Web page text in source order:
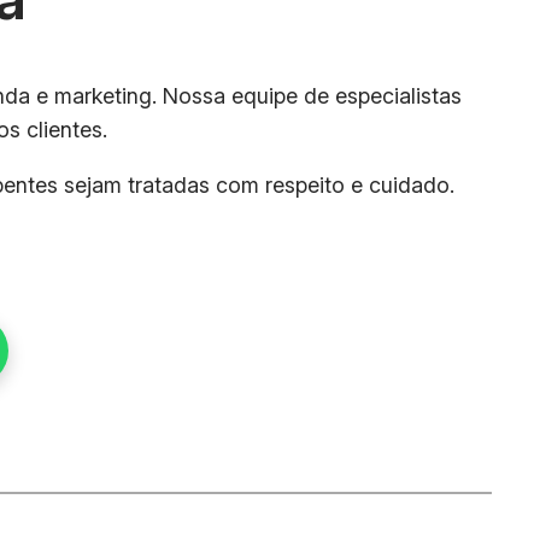
e marketing. Nossa equipe de especialistas
clientes.
sejam tratadas com respeito e cuidado.